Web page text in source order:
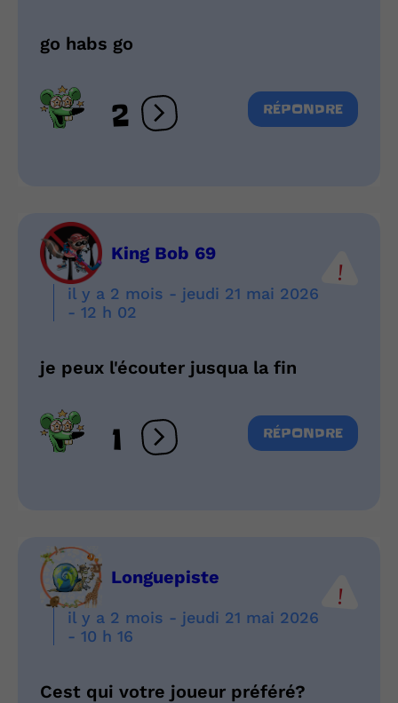
go habs go
2 Ouvrir les réactions
RÉPONDRE
King Bob 69
il y a 2 mois - jeudi 21 mai 2026
- 12 h 02
je peux l'écouter jusqua la fin
1 Ouvrir les réactions
RÉPONDRE
Longuepiste
il y a 2 mois - jeudi 21 mai 2026
- 10 h 16
Cest qui votre joueur préféré?